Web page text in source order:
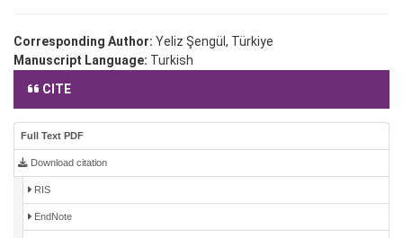
Corresponding Author: Yeliz Şengül, Türkiye
Manuscript Language: Turkish
CITE
Full Text PDF
Download citation
RIS
EndNote